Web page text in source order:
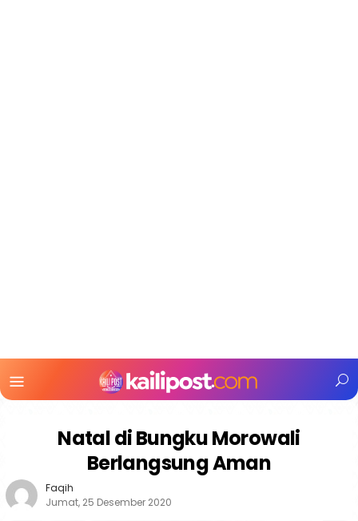
Mobile
Natal di Bungku Morowali
Berlangsung Aman
Faqih
Jumat, 25 Desember 2020